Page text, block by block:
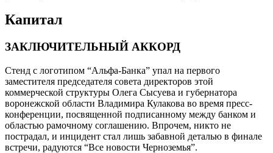
Капитал
ЗАКЛЮЧИТЕЛЬНЫЙ АККОРД
Стенд с логотипом “Альфа-Банка” упал на первого
заместителя председателя совета директоров этой
коммерческой структуры Олега Сысуева и губернатора
воронежской области Владимира Кулакова во время пресс-
конференции, посвященной подписанному между банком и
областью рамочному соглашению. Впрочем, никто не
пострадал, и инцидент стал лишь забавной деталью в финале
встречи, радуются “Все новости Черноземья”.